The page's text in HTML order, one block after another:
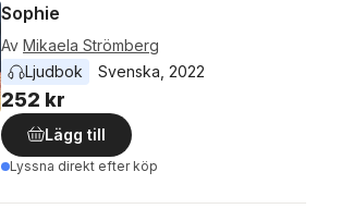
Sophie
Av Mikaela Strömberg
Ljudbok
Svenska 2022
252 kr
Lägg till
Lyssna direkt efter köp